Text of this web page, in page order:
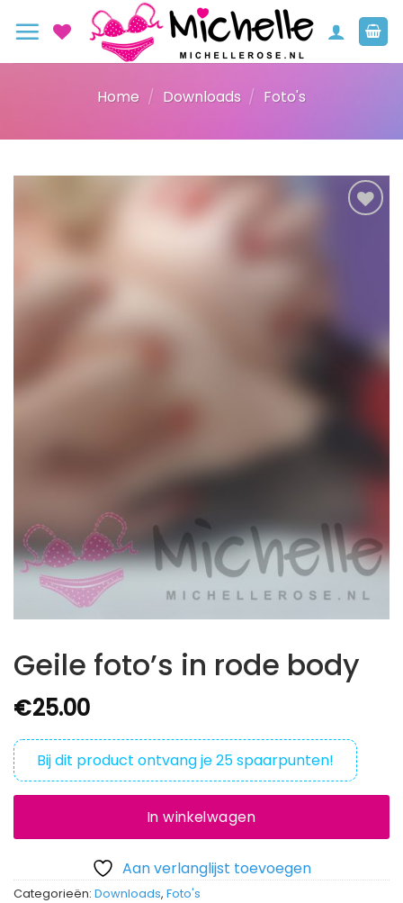
naar
Home / Downloads / Foto's
Geile foto’s in rode body
€25.00
Bij dit product ontvang je25spaarpunten!
In winkelwagen
Aan verlanglijst toevoegen
Categorieën: Downloads, Foto's